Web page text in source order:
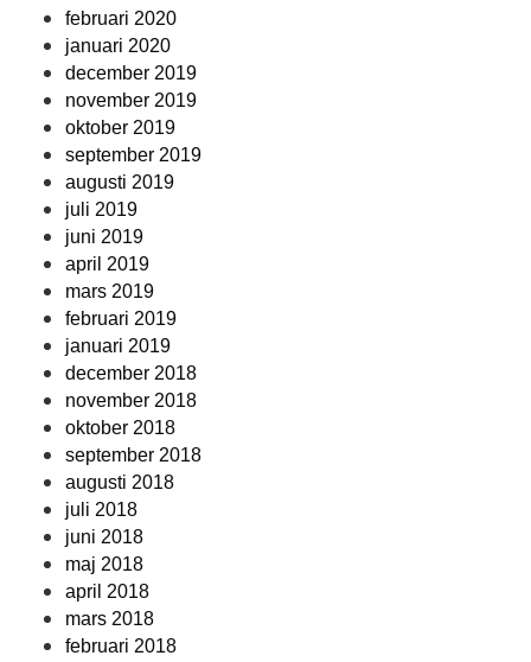
februari 2020
januari 2020
december 2019
november 2019
oktober 2019
september 2019
augusti 2019
juli 2019
juni 2019
april 2019
mars 2019
februari 2019
januari 2019
december 2018
november 2018
oktober 2018
september 2018
augusti 2018
juli 2018
juni 2018
maj 2018
april 2018
mars 2018
februari 2018